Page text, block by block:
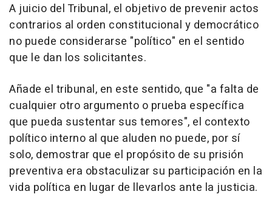
A juicio del Tribunal, el objetivo de prevenir actos
contrarios al orden constitucional y democrático
no puede considerarse "político" en el sentido
que le dan los solicitantes.
Añade el tribunal, en este sentido, que "a falta de
cualquier otro argumento o prueba específica
que pueda sustentar sus temores", el contexto
político interno al que aluden no puede, por sí
solo, demostrar que el propósito de su prisión
preventiva era obstaculizar su participación en la
vida política en lugar de llevarlos ante la justicia.